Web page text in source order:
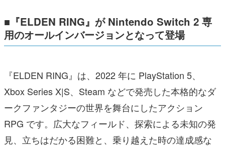
■『ELDEN RING』が Nintendo Switch 2 専
用のオールインバージョンとなって登場
『ELDEN RING』は、2022 年に PlayStation 5、
Xbox Series X|S、Steam などで発売した本格的なダ
ークファンタジーの世界を舞台にしたアクション
RPG です。広大なフィールド、探索による未知の発
見、立ちはだかる困難と、乗り越えた時の達成感な